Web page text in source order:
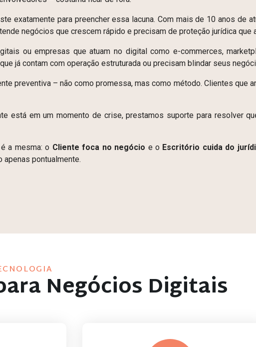
exatamente para preencher essa lacuna. Com mais de 10 anos de
negócios que crescem rápido e precisam de proteção jurídica que
ou empresas que atuam no digital como e-commerces,
já contam com operação estruturada ou precisam blindar seus
preventiva – não como promessa, mas como método. Clientes
está em um momento de crise, prestamos suporte para resolver
a mesma: o Cliente foca no negócio e o Escritório cuida do
apenas pontualmente.
Negócios Digitais